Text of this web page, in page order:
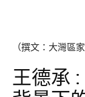
（撰文：大灣區
王德承